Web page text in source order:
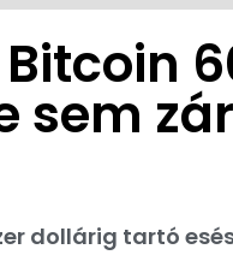
sem
dollárig tartó